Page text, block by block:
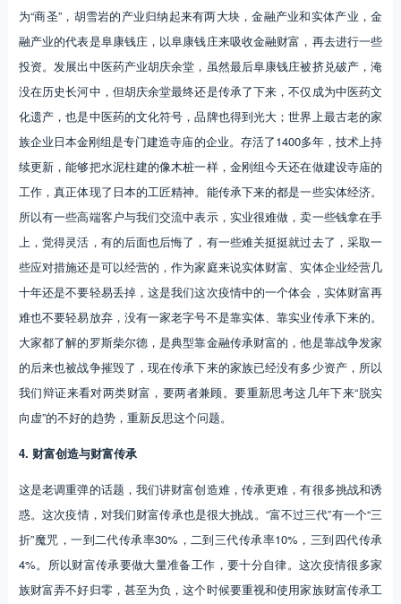
为“商圣”，胡雪岩的产业归纳起来有两大块，金融产业和实体产业，金
融产业的代表是阜康钱庄，以阜康钱庄来吸收金融财富，再去进行一些
投资。发展出中医药产业胡庆余堂，虽然最后阜康钱庄被挤兑破产，淹
没在历史长河中，但胡庆余堂最终还是传承了下来，不仅成为中医药文
化遗产，也是中医药的文化符号，品牌也得到光大；世界上最古老的家
族企业日本金刚组是专门建造寺庙的企业。存活了1400多年，技术上持
续更新，能够把水泥柱建的像木桩一样，金刚组今天还在做建设寺庙的
工作，真正体现了日本的工匠精神。能传承下来的都是一些实体经济。
所以有一些高端客户与我们交流中表示，实业很难做，卖一些钱拿在手
上，觉得灵活，有的后面也后悔了，有一些难关挺挺就过去了，采取一
些应对措施还是可以经营的，作为家庭来说实体财富、实体企业经营几
十年还是不要轻易丢掉，这是我们这次疫情中的一个体会，实体财富再
难也不要轻易放弃，没有一家老字号不是靠实体、靠实业传承下来的。
大家都了解的罗斯柴尔德，是典型靠金融传承财富的，他是靠战争发家
的后来也被战争摧毁了，现在传承下来的家族已经没有多少资产，所以
我们辩证来看对两类财富，要两者兼顾。要重新思考这几年下来“脱实
向虚”的不好的趋势，重新反思这个问题。
4. 财富创造与财富传承
这是老调重弹的话题，我们讲财富创造难，传承更难，有很多挑战和诱
惑。这次疫情，对我们财富传承也是很大挑战。“富不过三代”有一个“三
折”魔咒，一到二代传承率30%，二到三代传承率10%，三到四代传承
4%。所以财富传承要做大量准备工作，要十分自律。这次疫情很多家
族财富弄不好归零，甚至为负，这个时候要重视和使用家族财富传承工